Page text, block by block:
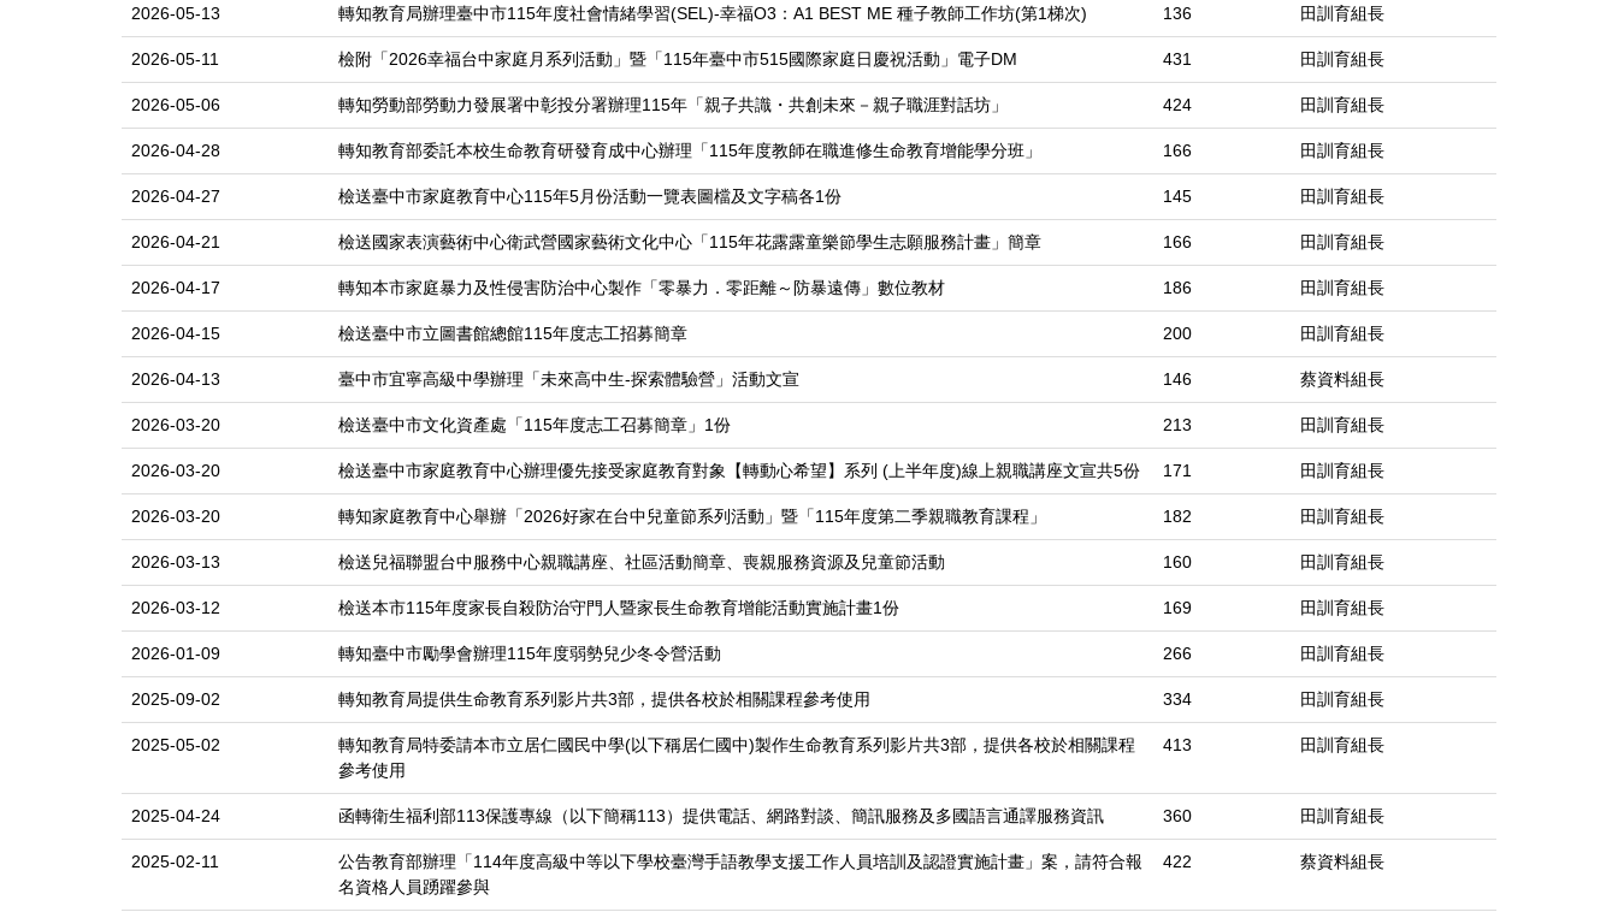
2026-05-13 轉知教育局辦理臺中市115年度社會情緒學習(SEL)-幸福O3：A1 BEST ME 種子教師工作坊(第1梯次) 136 田訓育組長
2026-05-11 檢附「2026幸福台中家庭月系列活動」暨「115年臺中市515國際家庭日慶祝活動」電子DM 431 田訓育組長
2026-05-06 轉知勞動部勞動力發展署中彰投分署辦理115年「親子共識・共創未來－親子職涯對話坊」 424 田訓育組長
2026-04-28 轉知教育部委託本校生命教育研發育成中心辦理「115年度教師在職進修生命教育增能學分班」 166 田訓育組長
2026-04-27 檢送臺中市家庭教育中心115年5月份活動一覽表圖檔及文字稿各1份 145 田訓育組長
2026-04-21 檢送國家表演藝術中心衛武營國家藝術文化中心「115年花露露童樂節學生志願服務計畫」簡章 166 田訓育組長
2026-04-17 轉知本市家庭暴力及性侵害防治中心製作「零暴力．零距離～防暴遠傳」數位教材 186 田訓育組長
2026-04-15 檢送臺中市立圖書館總館115年度志工招募簡章 200 田訓育組長
2026-04-13 臺中市宜寧高級中學辦理「未來高中生-探索體驗營」活動文宣 146 蔡資料組長
2026-03-20 檢送臺中市文化資產處「115年度志工召募簡章」1份 213 田訓育組長
2026-03-20 檢送臺中市家庭教育中心辦理優先接受家庭教育對象【轉動心希望】系列 (上半年度)線上親職講座文宣共5份 171 田訓育組長
2026-03-20 轉知家庭教育中心舉辦「2026好家在台中兒童節系列活動」暨「115年度第二季親職教育課程」 182 田訓育組長
2026-03-13 檢送兒福聯盟台中服務中心親職講座、社區活動簡章、喪親服務資源及兒童節活動 160 田訓育組長
2026-03-12 檢送本市115年度家長自殺防治守門人暨家長生命教育增能活動實施計畫1份 169 田訓育組長
2026-01-09 轉知臺中市勵學會辦理115年度弱勢兒少冬令營活動 266 田訓育組長
2025-09-02 轉知教育局提供生命教育系列影片共3部，提供各校於相關課程參考使用 334 田訓育組長
2025-05-02
轉知教育局特委請本市立居仁國民中學(以下稱居仁國中)製作生命教育系列影片共3部，提供各校於相關課程
參考使用
413 田訓育組長
2025-04-24 函轉衛生福利部113保護專線（以下簡稱113）提供電話、網路對談、簡訊服務及多國語言通譯服務資訊 360 田訓育組長
2025-02-11
公告教育部辦理「114年度高級中等以下學校臺灣手語教學支援工作人員培訓及認證實施計畫」案，請符合報
名資格人員踴躍參與
422 蔡資料組長